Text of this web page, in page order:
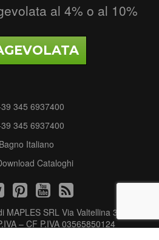
al 4% o al 10%
345 6937400
345 6937400
Bagno Italiano
Cataloghi
SRL Via Valtellina 3 - 21040
– CF P.IVA 03565850124